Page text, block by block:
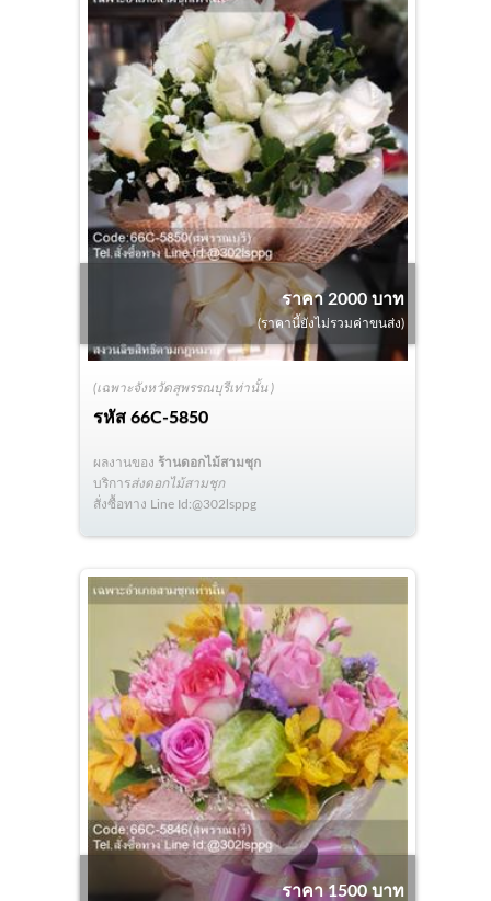
(เฉพาะจังหวัดสุพรรณบุรีเท่านั้น )
รหัส66C-5850
ราคา 2000 บาท
(ราคานี้ยังไม่รวมค่าขนส่ง)
ผลงานของ ร้านดอกไม้สามชุก
บริการส่งดอกไม้สามชุก
สั่งซื้อทาง Line Id:@302lsppg
ราคา 1500 บาท